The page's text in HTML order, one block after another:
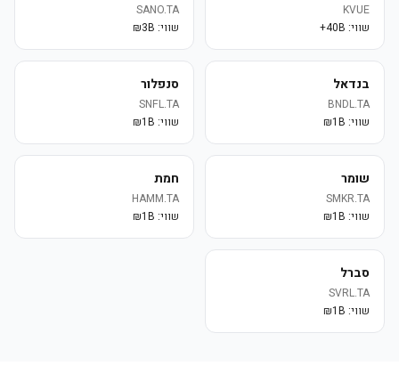
KVUE
שווי: 40B+
SANO.TA
שווי: 3B₪
בנדאל
BNDL.TA
שווי: 1B₪
סנפלור
SNFL.TA
שווי: 1B₪
שומר
SMKR.TA
שווי: 1B₪
חמת
HAMM.TA
שווי: 1B₪
סברל
SVRL.TA
שווי: 1B₪